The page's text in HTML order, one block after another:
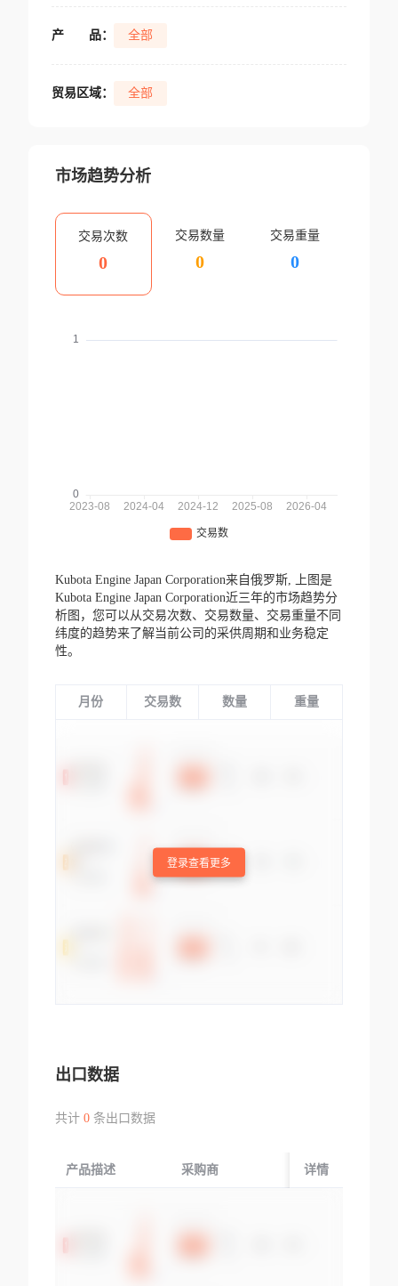
产 品： 全部
贸易区域： 全部
市场趋势分析
交易次数
0
交易数量
0
交易重量
0
Kubota Engine Japan Corporation来自俄罗斯,
上图是
Kubota Engine Japan Corporation近三年的市场趋势分
析图，您可以从交易次数、交易数量、交易重量不同
纬度的趋势来了解当前公司的采供周期和业务稳定
性。
月份 交易数 数量 重量
登录查看更多
出口数据
共计 0条出口数据
产品描述 采购商 起运国/地区
详情